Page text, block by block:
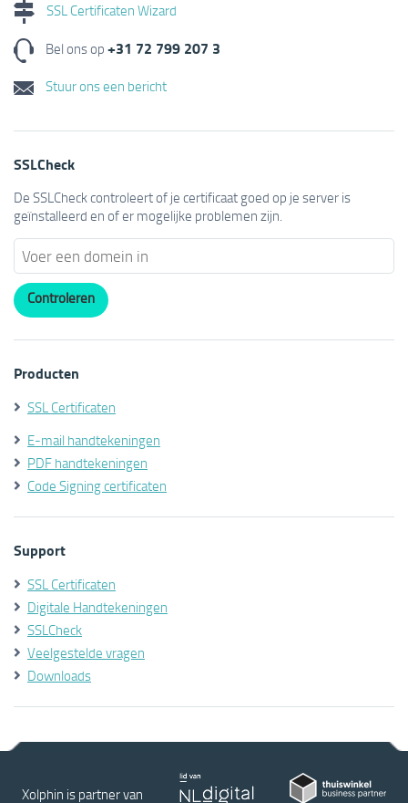
SSL Certificaten Wizard
Bel ons op +31 72 799 207 3
Stuur ons een bericht
SSLCheck
De SSLCheck controleert of je certificaat goed op je server is
geïnstalleerd en of er mogelijke problemen zijn.
Producten
SSL Certificaten
E-mail handtekeningen
PDF handtekeningen
Code Signing certificaten
Support
SSL Certificaten
Digitale Handtekeningen
SSLCheck
Veelgestelde vragen
Downloads
Xolphin is partner van